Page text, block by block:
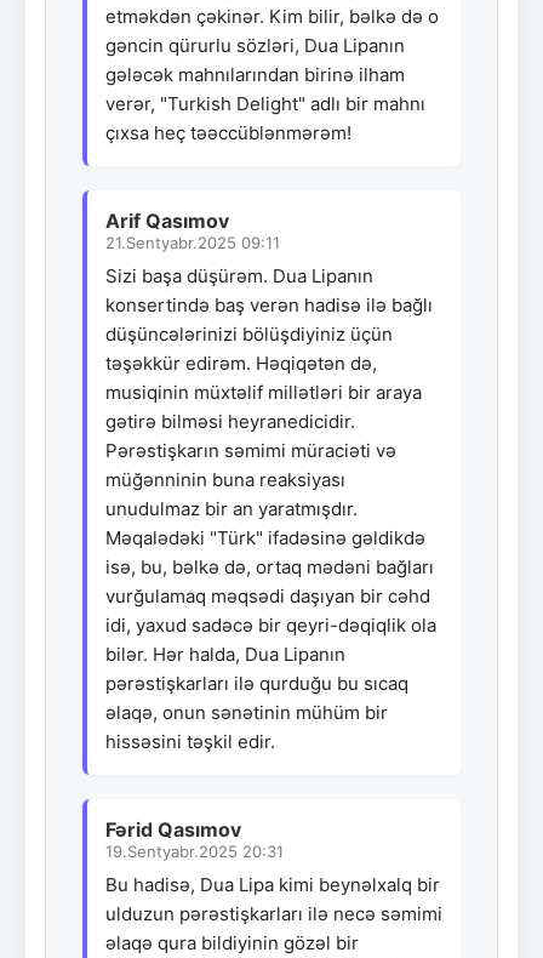
etməkdən çəkinər. Kim bilir, bəlkə də o
gəncin qürurlu sözləri, Dua Lipanın
gələcək mahnılarından birinə ilham
verər, "Turkish Delight" adlı bir mahnı
çıxsa heç təəccüblənmərəm!
Arif Qasımov
21.Sentyabr.2025 09:11
Sizi başa düşürəm. Dua Lipanın
konsertində baş verən hadisə ilə bağlı
düşüncələrinizi bölüşdiyiniz üçün
təşəkkür edirəm. Həqiqətən də,
musiqinin müxtəlif millətləri bir araya
gətirə bilməsi heyranedicidir.
Pərəstişkarın səmimi müraciəti və
müğənninin buna reaksiyası
unudulmaz bir an yaratmışdır.
Məqalədəki "Türk" ifadəsinə gəldikdə
isə, bu, bəlkə də, ortaq mədəni bağları
vurğulamaq məqsədi daşıyan bir cəhd
idi, yaxud sadəcə bir qeyri-dəqiqlik ola
bilər. Hər halda, Dua Lipanın
pərəstişkarları ilə qurduğu bu sıcaq
əlaqə, onun sənətinin mühüm bir
hissəsini təşkil edir.
Fərid Qasımov
19.Sentyabr.2025 20:31
Bu hadisə, Dua Lipa kimi beynəlxalq bir
ulduzun pərəstişkarları ilə necə səmimi
əlaqə qura bildiyinin gözəl bir